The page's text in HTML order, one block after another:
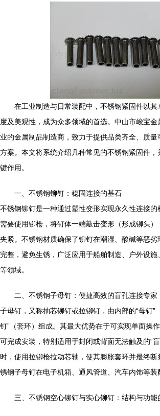
在工业制造与日常装配中，不锈钢紧固件以
度及美观性，成为众多领域的首选。中山市峻宝
业的金属制品制造商，致力于提供品类齐全、质
方案。本文将系统介绍几种常见的不锈钢紧固件
键作用。
一、不锈钢铆钉：稳固连接的基石
不锈钢铆钉是一种通过塑性变形实现永久性连接的
需要使用铆枪，将钉体一端敲击变形（形成铆头）
夹紧。不锈钢材质确保了铆钉在潮湿、酸碱等恶
完整，避免生锈，广泛应用于船舶制造、户外设
等领域。
二、不锈钢子母钉：便捷高效的盲孔连接专家
子母钉，又称抽芯铆钉或拉铆钉，由内部的“母钉”
钉”（套环）组成。其最大优势在于可实现单面操
可完成安装，特别适用于封闭或背面无法触及的“
时，使用拉铆枪拉动芯轴，使其膨胀套环并最终
锈钢子母钉在电子机箱、通风管道、汽车内饰等装
三、不锈钢空心铆钉与实心铆钉：结构与功能